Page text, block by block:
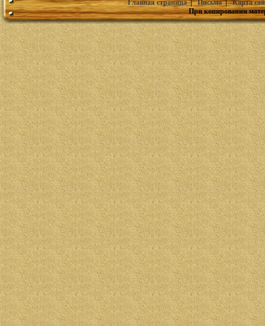
Главная страница|Письмо|Карта
При копировании